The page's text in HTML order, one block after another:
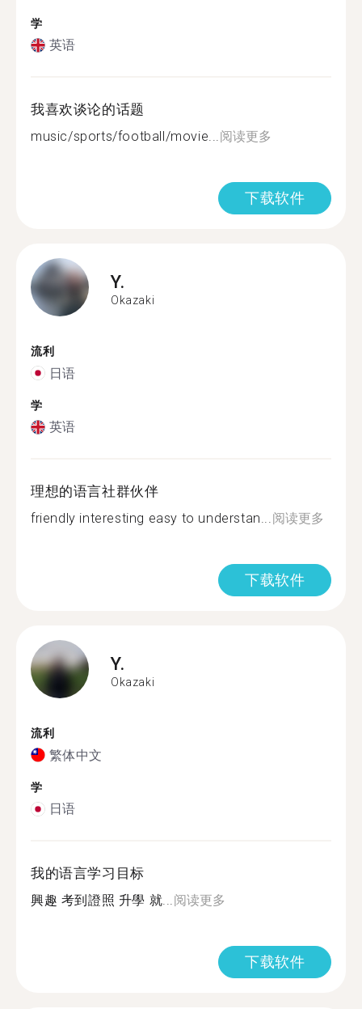
学
英语
我喜欢谈论的话题
music/sports/football/movie...阅读更多
下载软件
Y.
Okazaki
流利
日语
学
英语
理想的语言社群伙伴
friendly interesting easy to understan...阅读更多
下载软件
Y.
Okazaki
流利
繁体中文
学
日语
我的语言学习目标
興趣 考到證照 升學 就...阅读更多
下载软件